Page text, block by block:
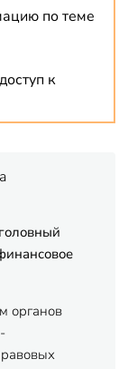
по теме
к
органов